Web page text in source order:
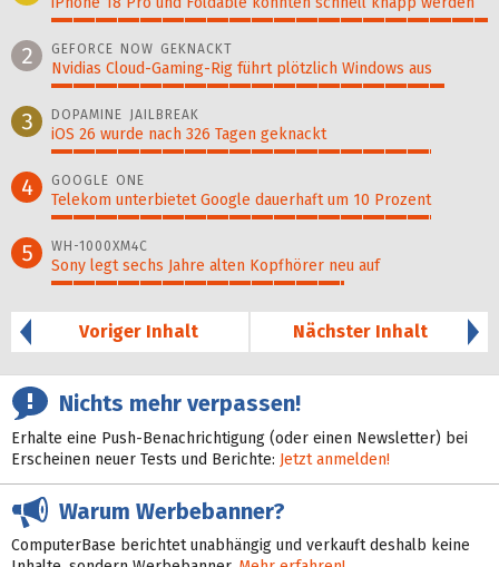
2 GEFORCE NOW GEKNACKT
Nvidias Cloud-Gaming-Rig führt plötzlich Windows aus
3 DOPAMINE JAILBREAK
iOS 26 wurde nach 326 Tagen geknackt
4 GOOGLE ONE
Telekom unterbietet Google dauerhaft um 10 Prozent
5 WH-1000XM4C
Sony legt sechs Jahre alten Kopfhörer neu auf
Voriger Inhalt
Nächster Inhalt
Nichts mehr verpassen!
Erhalte eine Push-Benachrichtigung (oder einen Newsletter) bei
Erscheinen neuer Tests und Berichte: Jetzt anmelden!
Warum Werbebanner?
ComputerBase berichtet unabhängig und verkauft deshalb keine